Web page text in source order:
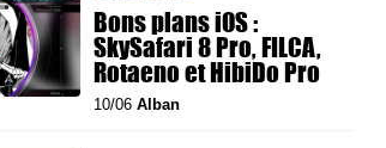
Bons plans iOS :
SkySafari 8 Pro, FILCA,
Rotaeno et HibiDo Pro
10/06 Alban